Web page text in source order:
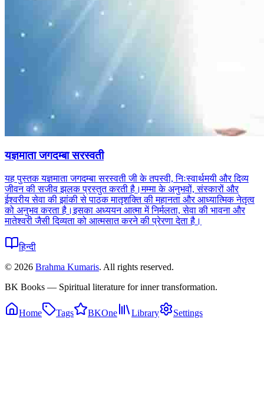
यज्ञमाता जगदम्बा सरस्वती
यह पुस्तक यज्ञमाता जगदम्बा सरस्वती जी के तपस्वी, निःस्वार्थमयी और दिव्य
जीवन की सजीव झलक प्रस्तुत करती है।मम्मा के अनुभवों, संस्कारों और
ईश्वरीय सेवा की झांकी से पाठक मातृशक्ति की महानता और आध्यात्मिक नेतृत्व
को अनुभव करता है।इसका अध्ययन आत्मा में निर्मलता, सेवा की भावना और
मातेश्वरी जैसी दिव्यता को आत्मसात करने की प्रेरणा देता है।
हिन्दी
© 2026 Brahma Kumaris. All rights reserved.
BK Books — Spiritual literature for inner transformation.
Home Tags BKOne Library Settings